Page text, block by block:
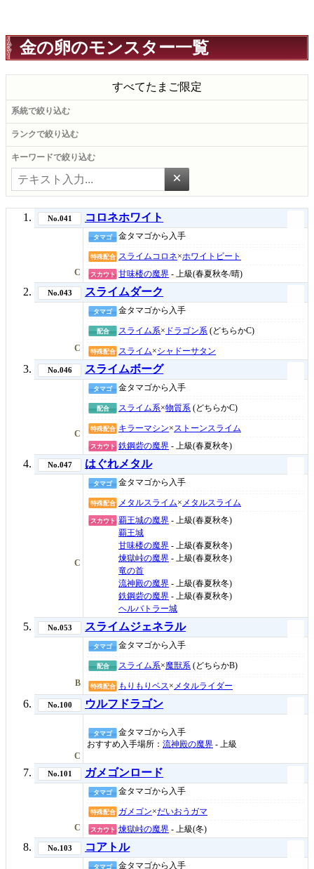
金の卵のモンスター一覧
すべてたまご限定
系統で絞り込む
ランクで絞り込む
キーワードで絞り込む
×
No.041 コロネホワイト
C
タマゴ 金タマゴから入手
特殊配合 スライムコロネ×ホワイトビート
スカウト 甘味楼の魔界 - 上級(春夏秋冬/晴)
No.043 スライムダーク
C
タマゴ 金タマゴから入手
配合 スライム系× ドラゴン系 (どちらかC)
特殊配合 スライム×シャドーサタン
No.046 スライムボーグ
C
タマゴ 金タマゴから入手
配合 スライム系×物質系 (どちらかC)
特殊配合 キラーマシン× ストーンスライム
スカウト 鉄鋼砦の魔界 - 上級(春夏秋冬)
No.047 はぐれメタル
C
タマゴ 金タマゴから入手
特殊配合 メタルスライム× メタルスライム
スカウト 覇王城の魔界 - 上級(春夏秋冬)
覇王城
甘味楼の魔界 - 上級(春夏秋冬)
煉獄峠の魔界 - 上級(春夏秋冬)
竜の首
流神殿の魔界 - 上級(春夏秋冬)
鉄鋼砦の魔界 - 上級(春夏秋冬)
ヘルバトラー城
No.053 スライムジェネラル
B
タマゴ 金タマゴから入手
配合 スライム系×魔獣系 (どちらかB)
特殊配合 もりもりベス × メタルライダー
No.100 ウルフドラゴン
C
タマゴ
金タマゴから入手
おすすめ入手場所： 流神殿の魔界 - 上級
No.101 ガメゴンロード
C
タマゴ 金タマゴから入手
特殊配合 ガメゴン×だいおうガマ
スカウト 煉獄峠の魔界 - 上級(冬)
No.103 コアトル
タマゴ 金タマゴから入手